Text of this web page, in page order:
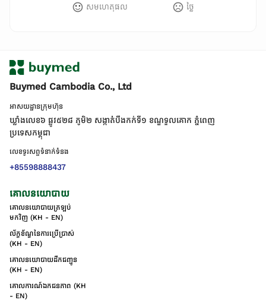
សមហេតុផល ថ្លៃ
Buymed Cambodia Co., Ltd
អាសយដ្ឋានក្រុមហ៊ុន
ឃ្លាំងលេខ៦ ផ្លូវ៥២៨ ភូមិ២ សង្កាត់់បឹងកក់ទី១ ខណ្ឌទួលគោក ភ្នំពេញ
ប្រទេសកម្ពុជា
លេខទូរសព្ទទំនាក់ទំនង
+85598888437
គោលនយោបាយ
គោលនយោបាយត្រឡប់
មកវិញ (KH - EN)
ល័ក្ខខ័ណ្ឌនៃការប្រើប្រាស់
(KH - EN)
គោលនយោបាយដឹកជញ្ជូន
(KH - EN)
គោលការណ៍ឯកជនភាព (KH
- EN)